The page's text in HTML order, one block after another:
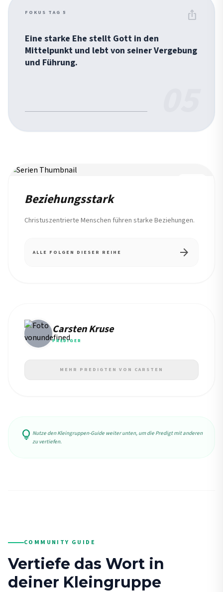
FOKUS TAG 5 ios_share
Eine starke Ehe stellt Gott in den
Mittelpunkt und lebt von seiner Vergebung
und Führung.
Beziehungsstark
Christuszentrierte Menschen führen starke Beziehungen.
ALLE FOLGEN DIESER REIHE arrow_forward
Carsten Kruse
PREDIGER
MEHR PREDIGTEN VON CARSTEN
lightbulb Nutze den Kleingruppen-Guide weiter unten, um die Predigt mit anderen
zu vertiefen.
COMMUNITY GUIDE
Vertiefe das Wort in
deiner Kleingruppe